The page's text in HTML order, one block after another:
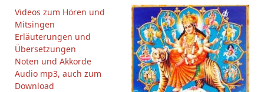
Videos zum Hören und
Mitsingen
Erläuterungen und
Übersetzungen
Noten und Akkorde
Audio mp3, auch zum
Download